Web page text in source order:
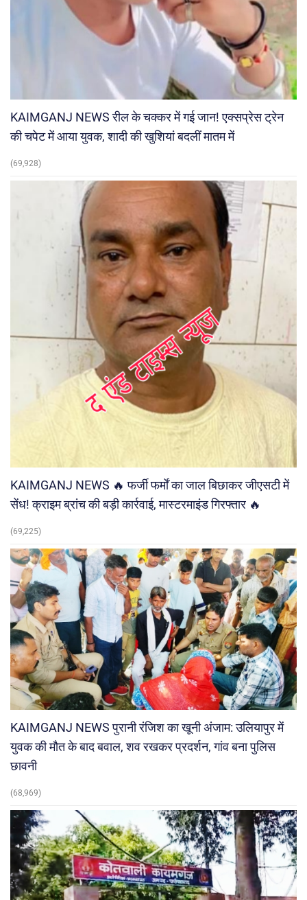
KAIMGANJ NEWS रील के चक्कर में गई जान! एक्सप्रेस ट्रेन
की चपेट में आया युवक, शादी की खुशियां बदलीं मातम में
(69,928)
KAIMGANJ NEWS 🔥 फर्जी फर्मों का जाल बिछाकर जीएसटी में
सेंध! क्राइम ब्रांच की बड़ी कार्रवाई, मास्टरमाइंड गिरफ्तार 🔥
(69,225)
KAIMGANJ NEWS पुरानी रंजिश का खूनी अंजाम: उलियापुर में
युवक की मौत के बाद बवाल, शव रखकर प्रदर्शन, गांव बना पुलिस
छावनी
(68,969)